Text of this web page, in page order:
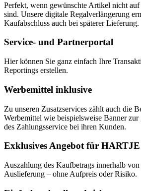
Perfekt, wenn gewünschte Artikel nicht
sind. Unsere digitale Regalverlängerung
Kaufabschluss auch bei späterer Lieferung.
Service- und Partnerportal
Hier können Sie ganz einfach Ihre
Reportings erstellen.
Werbemittel inklusive
Zu unseren Zusatzservices zählt auch die
Werbemittel wie beispielsweise Banner
des Zahlungsservice bei ihren Kunden.
Exklusives Angebot für
Auszahlung des Kaufbetrags innerhalb
Auslieferung – ohne Aufpreis oder Risiko.